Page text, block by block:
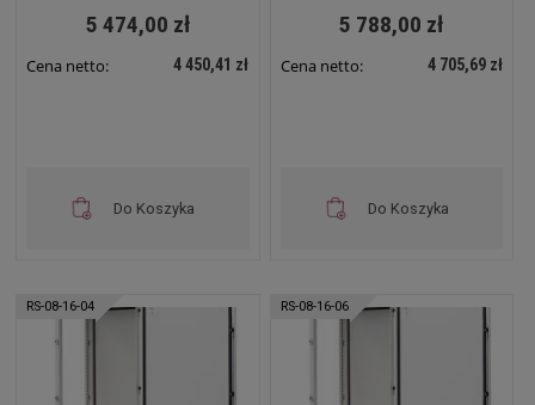
5 474,00 zł
Cena netto: 4 450,41 zł
Do Koszyka
5 788,00 zł
Cena netto: 4 705,69 zł
Do Koszyka
RS-08-16-04 RS-08-16-06